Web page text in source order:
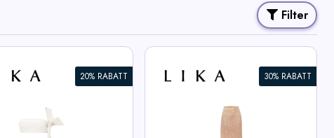
Filter
20% RABATT 30% RABATT
Schimmernder Maxirock